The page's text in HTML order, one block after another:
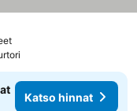
Katso hinnat